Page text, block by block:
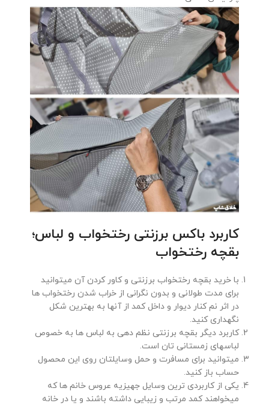
کاربرد باکس برزنتی رختخواب و لباس؛
بقچه رختخواب
با خرید بقچه رختخواب برزنتی و کاور کردن آن میتوانید
برای مدت طولانی و بدون نگرانی از خراب شدن رختخواب ها
در اثر نم کنار دیوار و داخل کمد از آنها به بهترین شکل
نگهداری کنید.
کاربرد دیگر بقچه برزنتی نظم دهی به لباس ها به خصوص
لباسهای زمستانی تان است.
میتوانید برای مسافرت و حمل وسایلتان روی این محصول
حساب باز کنید.
یکی از کاربردی ترین وسایل جهیزیه عروس خانم ها که
میخواهند کمد مرتب و زیبایی داشته باشند و یا در خانه